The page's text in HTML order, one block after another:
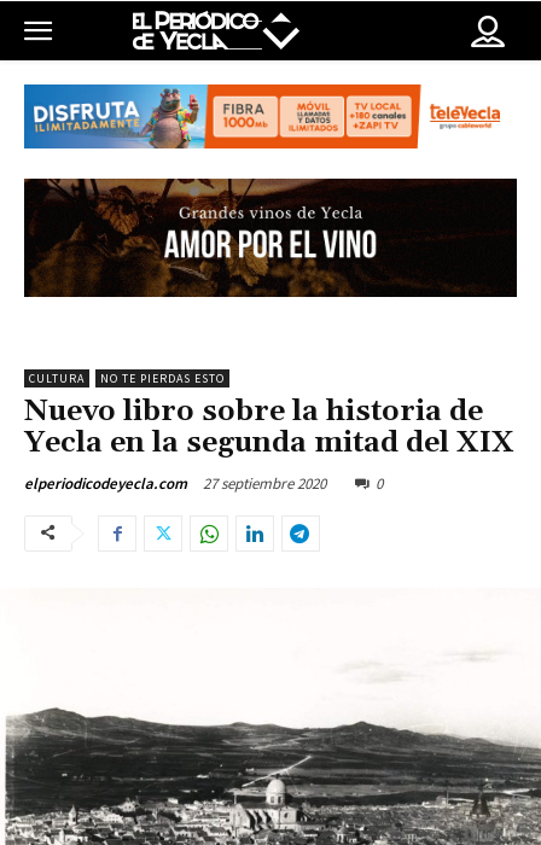
CULTURA NO TE PIERDAS ESTO
Nuevo libro sobre la historia de
Yecla en la segunda mitad del XIX
elperiodicodeyecla.com 27 septiembre 2020 0